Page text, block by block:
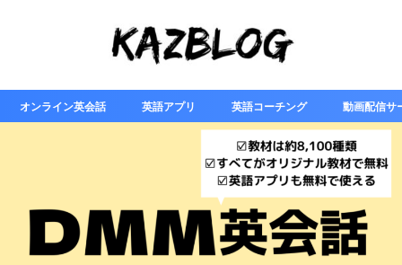
オンライン英会話 英語アプリ 英語コーチング 動画配信サ